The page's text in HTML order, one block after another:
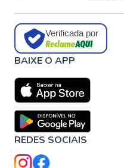
Verificada por
BAIXE O APP
REDES SOCIAIS